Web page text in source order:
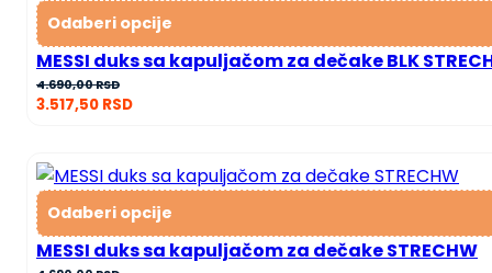
Odaberi opcije
MESSI duks sa kapuljačom za dečake BLK
4.690,00RSD
3.517,50 RSD
Odaberi opcije
MESSI duks sa kapuljačom za dečake STRECHW